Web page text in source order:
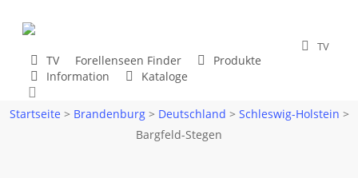
content
TV
TV Forellenseen Finder
Produkte
Information
Kataloge
Startseite > Brandenburg> Deutschland > Schleswig-Holstein >
Bargfeld-Stegen